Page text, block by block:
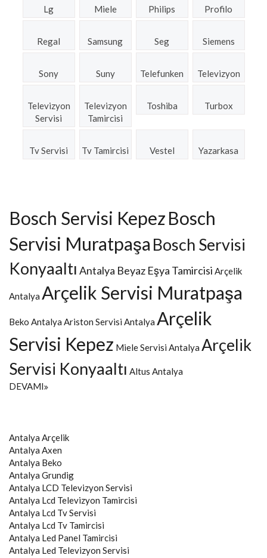
Lg Miele Philips Profilo
Regal Samsung Seg Siemens
Sony Suny Telefunken Televizyon
Televizyon
Servisi
Televizyon
Tamircisi
Toshiba Turbox
Tv Servisi Tv Tamircisi Vestel Yazarkasa
Bosch Servisi KepezBosch
Servisi Muratpaşa Bosch Servisi
Konyaaltı Antalya Beyaz Eşya Tamircisi Arçelik
Antalya Arçelik Servisi Muratpaşa
Beko Antalya Ariston Servisi Antalya Arçelik
Servisi Kepez Miele Servisi Antalya Arçelik
Servisi Konyaaltı Altus Antalya
DEVAMI
Antalya Arçelik
Antalya Axen
Antalya Beko
Antalya Grundig
Antalya LCD Televizyon Servisi
Antalya Lcd Televizyon Tamircisi
Antalya Lcd Tv Servisi
Antalya Lcd Tv Tamircisi
Antalya Led Panel Tamircisi
Antalya Led Televizyon Servisi